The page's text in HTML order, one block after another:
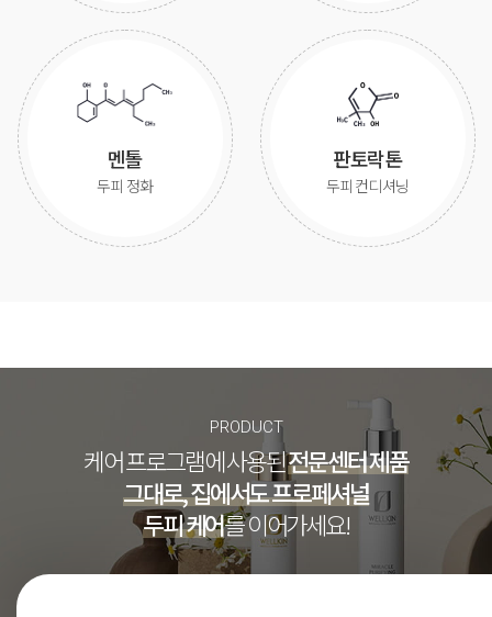
멘톨
두피 정화
판토락톤
두피 컨디셔닝
PRODUCT
케어 프로그램에 사용된전문센터 제품
그대로, 집에서도 프로페셔널
두피 케어를 이어가세요!